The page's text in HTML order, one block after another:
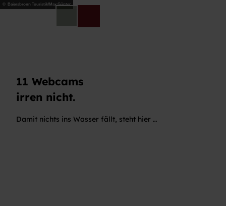
Z© Baiersbronn Touristik/Max Günter
11 Webcams
irren nicht.
Damit nichts ins Wasser fällt, steht hier …